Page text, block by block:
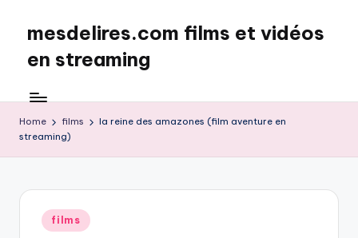
content
mesdelires.com films et vidéos
en streaming
:
film
et
video
en
français
Home films
la reine des amazones (film aventure en
streaming)
Posted
in
films